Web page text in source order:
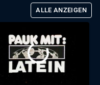
ALLE ANZEIGEN